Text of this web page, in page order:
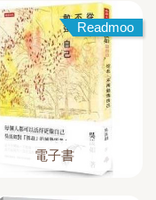
Readmoo
電子書